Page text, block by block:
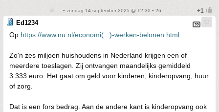
• zondag 14 september 2025 @ 12:30 • 26
Ed1234
Op https://www.nu.nl/economi(...)-werken-belonen.html
Zo'n zes miljoen huishoudens in Nederland krijgen een of
meerdere toeslagen. Zij ontvangen maandelijks gemiddeld
3.333 euro. Het gaat om geld voor kinderen, kinderopvang, huur
of zorg.
Dat is een fors bedrag. Aan de andere kant is kinderopvang ook